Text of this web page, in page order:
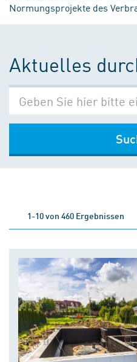
Normungsprojekte des
Aktuelles
1-10 von 460 Ergebnissen